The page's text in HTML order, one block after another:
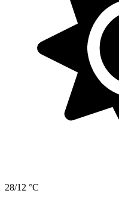
28/12 °C